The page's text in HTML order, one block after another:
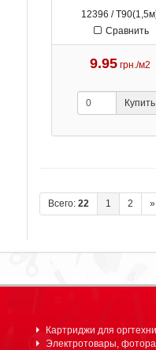
12396 /
Сравнить
9.95 грн./м2
Купить
Всего: 22 1 2 »
Картриджи для
Электротовары,